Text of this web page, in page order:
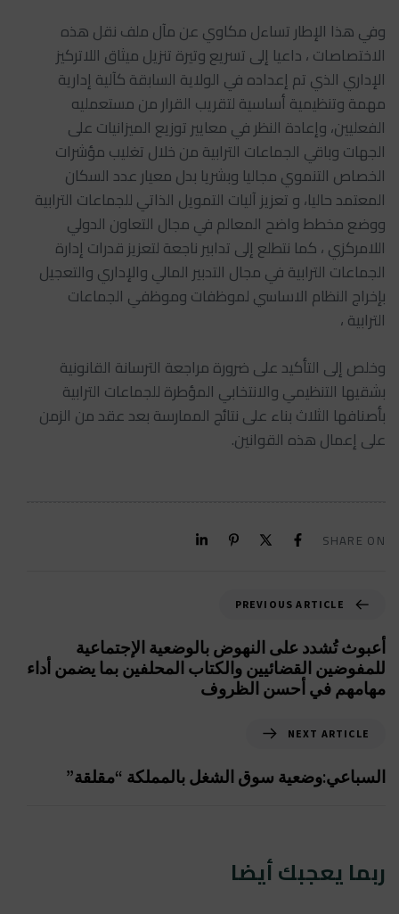
وفي هذا الإطار تساءل مكاوي عن مآل ملف نقل هذه
الاختصاصات ، داعيا إلى تسريع وتيرة تنزيل ميثاق اللاتركيز
الإداري الذي تم إعداده في الولاية السابقة كآلية إدارية
مهمة وتنظيمية أساسية لتقريب القرار من مستعمليه
الفعليين، وإعادة النظر في معايير توزيع الميزانيات على
الجهات وباقي الجماعات الترابية من خلال تغليب مؤشرات
الخصاص التنموي مجاليا وبشريا بدل معيار عدد السكان
المعتمد حاليا، و تعزيز آليات التمويل الذاتي للجماعات الترابية
ووضع مخطط واضح المعالم في مجال التعاون الدولي
اللامركزي ، كما نتطلع إلى تدابير ناجعة لتعزيز قدرات إدارة
الجماعات الترابية في مجال التدبير المالي والإداري والتعجيل
بإخراج النظام الاساسي لموظفات وموظفي الجماعات
الترابية ،
وخلص إلى التأكيد على ضرورة مراجعة الترسانة القانونية
بشقيها التنظيمي والانتخابي المؤطرة للجماعات الترابية
بأصنافها الثلاث بناء على نتائج الممارسة بعد عقد من الزمن
على إعمال هذه القوانين.
SHARE ON
PREVIOUS ARTICLE
أعبوث تُشدد على النهوض بالوضعية الإجتماعية
للمفوضين القضائيين والكتاب المحلفين بما يضمن أداء
مهامهم في أحسن الظروف
NEXT ARTICLE
السباعي:وضعية سوق الشغل بالمملكة “مقلقة”
ربما يعجبك أيضا